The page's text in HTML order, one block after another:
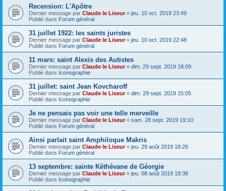
Recension: L'Apôtre
Dernier message par Claude le Liseur« jeu. 10 oct. 2019 23:49
Publié dans Forum général
31 juillet 1922: les saints juristes
Dernier message par Claude le Liseur« jeu. 10 oct. 2019 22:48
Publié dans Forum général
11 mars: saint Alexis des Autistes
Dernier message par Claude le Liseur« dim. 29 sept. 2019 18:09
Publié dans Iconographie
31 juillet: saint Jean Kovcharoff
Dernier message par Claude le Liseur« dim. 29 sept. 2019 15:05
Publié dans Iconographie
Je ne pensais pas voir une telle merveille
Dernier message par Claude le Liseur« sam. 28 sept. 2019 19:10
Publié dans Forum général
Ainsi parlait saint Amphiloque Makris
Dernier message par Claude le Liseur« jeu. 29 août 2019 18:26
Publié dans Forum général
13 septembre: sainte Kéthévane de Géorgie
Dernier message par Claude le Liseur« jeu. 08 août 2019 18:38
Publié dans Iconographie